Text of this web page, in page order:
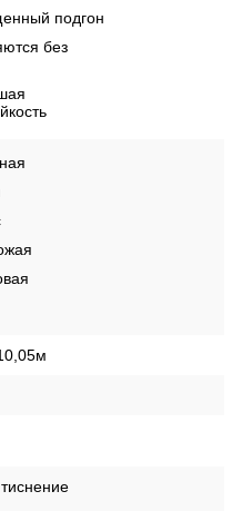
подгон
без